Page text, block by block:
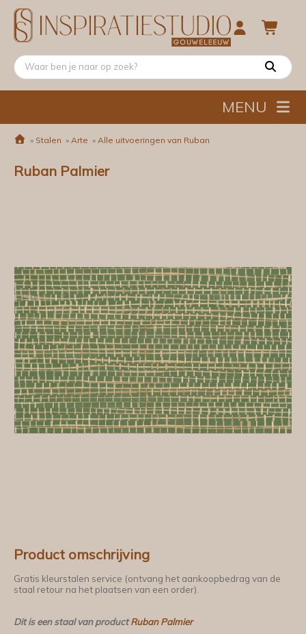
MENU
» Stalen » Arte » Alle uitvoeringen van Ruban
Ruban Palmier
Product omschrijving
Gratis kleurstalen service (ontvang het aankoopbedrag van de
staal retour na het plaatsen van een order).
Dit is een staal van productRuban Palmier